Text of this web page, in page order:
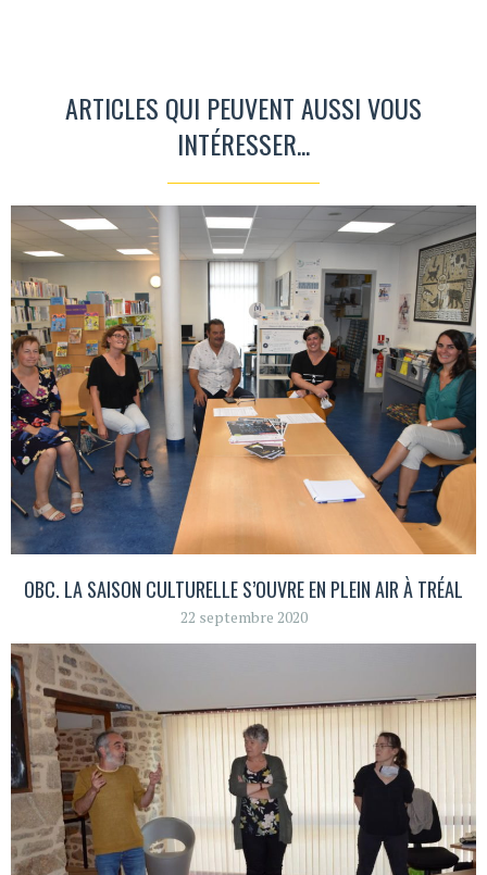
ARTICLES QUI PEUVENT AUSSI VOUS
INTÉRESSER...
OBC. LA SAISON CULTURELLE S’OUVRE EN PLEIN AIR À TRÉAL
22 septembre 2020